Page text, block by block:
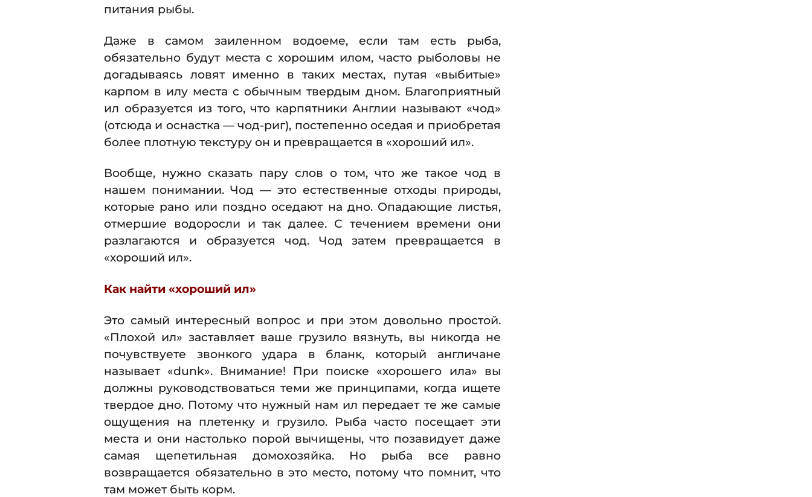
питания рыбы.
Даже в самом заиленном водоеме, если там есть рыба,
обязательно будут места с хорошим илом, часто рыболовы не
догадываясь ловят именно в таких местах, путая «выбитые»
карпом в илу места с обычным твердым дном. Благоприятный
ил образуется из того, что карпятники Англии называют «чод»
(отсюда и оснастка — чод-риг), постепенно оседая и приобретая
более плотную текстуру он и превращается в «хороший ил».
Вообще, нужно сказать пару слов о том, что же такое чод в
нашем понимании. Чод — это естественные отходы природы,
которые рано или поздно оседают на дно. Опадающие листья,
отмершие водоросли и так далее. С течением времени они
разлагаются и образуется чод. Чод затем превращается в
«хороший ил».
Как найти «хороший ил»
Это самый интересный вопрос и при этом довольно простой.
«Плохой ил» заставляет ваше грузило вязнуть, вы никогда не
почувствуете звонкого удара в бланк, который англичане
называет «dunk». Внимание! При поиске «хорошего ила» вы
должны руководствоваться теми же принципами, когда ищете
твердое дно. Потому что нужный нам ил передает те же самые
ощущения на плетенку и грузило. Рыба часто посещает эти
места и они настолько порой вычищены, что позавидует даже
самая щепетильная домохозяйка. Но рыба все равно
возвращается обязательно в это место, потому что помнит, что
там может быть корм.